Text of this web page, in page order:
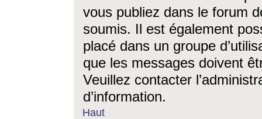
vous publiez dans le forum
soumis. Il est également
placé dans un groupe
que les messages doivent
Veuillez contacter
d’information.
Haut